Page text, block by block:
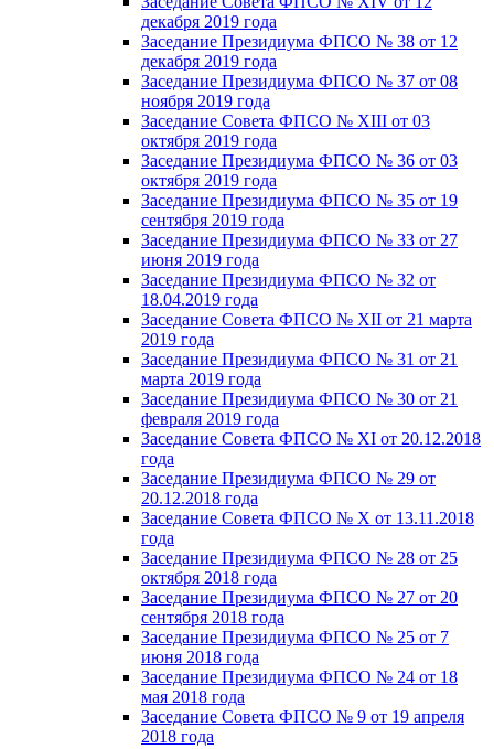
декабря 2019 года
Заседание Президиума ФПСО № 38 от 12
декабря 2019 года
Заседание Президиума ФПСО № 37 от 08
ноября 2019 года
Заседание Совета ФПСО № XIII от 03
октября 2019 года
Заседание Президиума ФПСО № 36 от 03
октября 2019 года
Заседание Президиума ФПСО № 35 от 19
сентября 2019 года
Заседание Президиума ФПСО № 33 от 27
июня 2019 года
Заседание Президиума ФПСО № 32 от
18.04.2019 года
Заседание Совета ФПСО № XII от 21 марта
2019 года
Заседание Президиума ФПСО № 31 от 21
марта 2019 года
Заседание Президиума ФПСО № 30 от 21
февраля 2019 года
Заседание Совета ФПСО № XI от 20.12.2018
года
Заседание Президиума ФПСО № 29 от
20.12.2018 года
Заседание Совета ФПСО № X от 13.11.2018
года
Заседание Президиума ФПСО № 28 от 25
октября 2018 года
Заседание Президиума ФПСО № 27 от 20
сентября 2018 года
Заседание Президиума ФПСО № 25 от 7
июня 2018 года
Заседание Президиума ФПСО № 24 от 18
мая 2018 года
Заседание Совета ФПСО № 9 от 19 апреля
2018 года